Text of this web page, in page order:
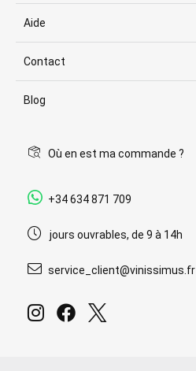
Aide
Contact
Blog
Où en est ma commande ?
+34 634 871 709
jours ouvrables, de 9 à 14h
service_client@vinissimus.fr